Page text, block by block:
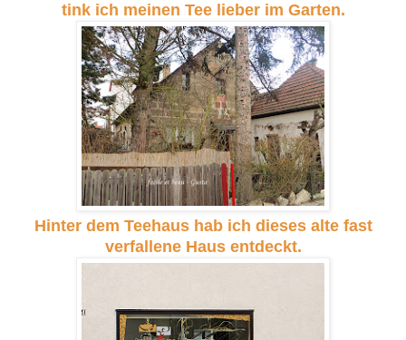
tink ich meinen Tee lieber im Garten.
Hinter dem Teehaus hab ich dieses alte fast
verfallene Haus entdeckt.